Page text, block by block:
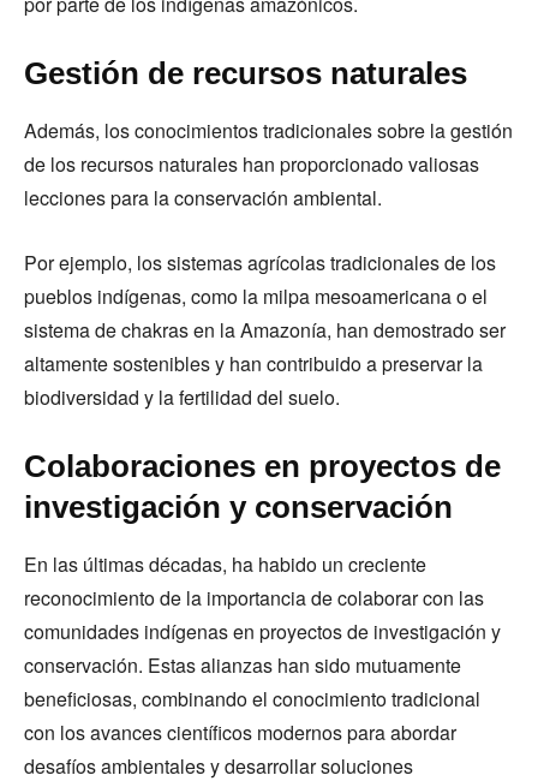
Gestión de recursos naturales
Además, los conocimientos tradicionales sobre la gestión
de los recursos naturales han proporcionado valiosas
lecciones para la conservación ambiental.
Por ejemplo, los sistemas agrícolas tradicionales de los
pueblos indígenas, como la milpa mesoamericana o el
sistema de chakras en la Amazonía, han demostrado ser
altamente sostenibles y han contribuido a preservar la
biodiversidad y la fertilidad del suelo.
Colaboraciones en proyectos de
investigación y conservación
En las últimas décadas, ha habido un creciente
reconocimiento de la importancia de colaborar con las
comunidades indígenas en proyectos de investigación y
conservación. Estas alianzas han sido mutuamente
beneficiosas, combinando el conocimiento tradicional
con los avances científicos modernos para abordar
desafíos ambientales y desarrollar soluciones